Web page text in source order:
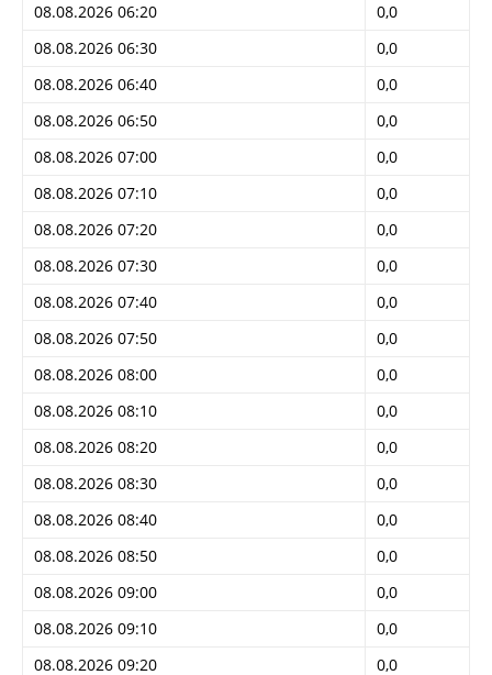
08.08.2026 06:20
0,0
08.08.2026 06:30
0,0
08.08.2026 06:40
0,0
08.08.2026 06:50
0,0
08.08.2026 07:00
0,0
08.08.2026 07:10
0,0
08.08.2026 07:20
0,0
08.08.2026 07:30
0,0
08.08.2026 07:40
0,0
08.08.2026 07:50
0,0
08.08.2026 08:00
0,0
08.08.2026 08:10
0,0
08.08.2026 08:20
0,0
08.08.2026 08:30
0,0
08.08.2026 08:40
0,0
08.08.2026 08:50
0,0
08.08.2026 09:00
0,0
08.08.2026 09:10
0,0
08.08.2026 09:20
0,0